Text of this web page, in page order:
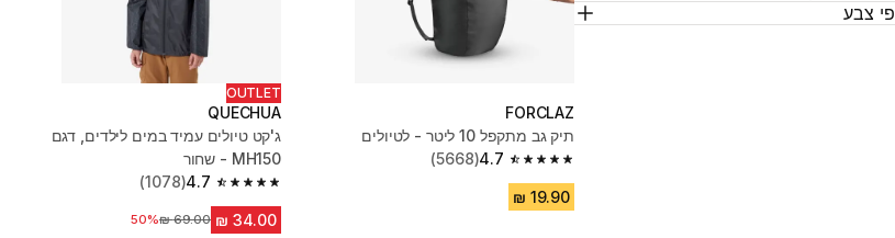
צבע
FORCLAZ
תיק גב מתקפל 10 ליטר - לטיולים
4.7
4.7 out of 5 stars from 5668 reviews
(5668)
OUTLET
QUECHUA
ג'קט טיולים עמיד במים לילדים, דגם
MH150 - שחור
4.7
4.7 out of 5 stars from 1078 reviews
(1078)
מחיר לפני הנחה‏69.00 ₪
50%